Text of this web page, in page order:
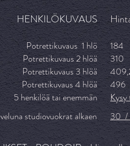
HENKILÖKUVAUS
Potrettikuvaus 1 hlö
Potrettikuvaus 2 hlöä
Potrettikuvaus 3 hlöä
Potrettikuvaus 4 hlöä
5 henkilöä tai enemmän
studiovuokrat alkaen
184
310
496
30 /